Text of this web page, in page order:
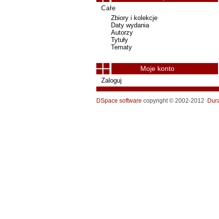
Całe
Zbiory i kolekcje
Daty wydania
Autorzy
Tytuły
Tematy
Moje konto
Zaloguj
DSpace software copyright © 2002-2012